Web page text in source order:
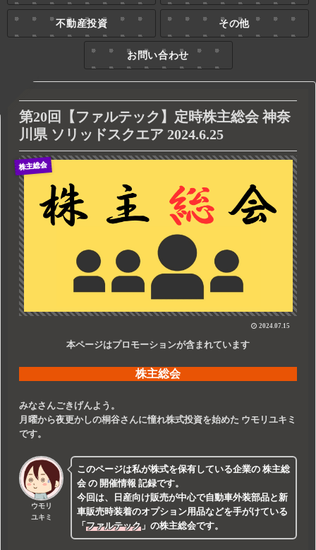
不動産投資 その他
お問い合わせ
第20回【ファルテック】定時株主総会 神奈
川県 ソリッドスクエア 2024.6.25
株主総会
2024.07.15
本ページはプロモーションが含まれています
株主総会
みなさんごきげんよう。
月曜から夜更かしの桐谷さんに憧れ株式投資を始めた ウモリユキミ
です。
ウモリ
ユキミ
このページは私が株式を保有している企業の株主総
会 の 開催情報 記録です。
今回は、日産向け販売が中心で自動車外装部品と新
車販売時装着のオプション用品などを手がけている
「ファルテック 」の株主総会です。